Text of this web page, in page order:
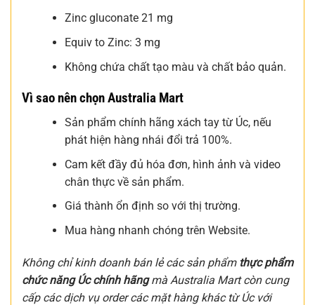
Zinc gluconate 21 mg
Equiv to Zinc: 3 mg
Không chứa chất tạo màu và chất bảo quản.
Vì sao nên chọn Australia Mart
Sản phẩm chính hãng xách tay từ Úc, nếu
phát hiện hàng nhái đổi trả 100%.
Cam kết đầy đủ hóa đơn, hình ảnh và video
chân thực về sản phẩm.
Giá thành ổn định so với thị trường.
Mua hàng nhanh chóng trên Website.
Không chỉ kinh doanh bán lẻ các sản phẩm thực phẩm
chức năng Úc chính hãngmà Australia Mart còn cung
cấp các dịch vụ order các mặt hàng khác từ Úc với